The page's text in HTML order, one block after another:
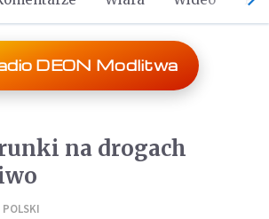
DEON Modlitwa
na drogach